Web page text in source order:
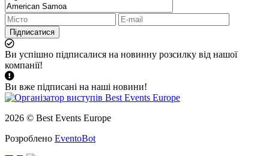
Підписатися
Ви успішно підписалися на новинну розсилку від нашої
компанії!
Ви вже підписані на наші новини!
2026 © Best Events Europe
Розроблено EventoBot